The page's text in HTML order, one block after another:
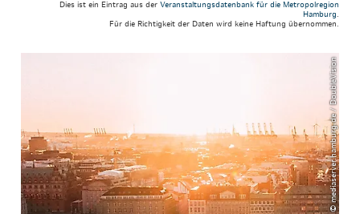
Dies ist ein Eintrag aus der Veranstaltungsdatenbank für die Metropolregion
Hamburg.
Für die Richtigkeit der Daten wird keine Haftung übernommen.
© mediaserver.hamburg.de / DoubleVision